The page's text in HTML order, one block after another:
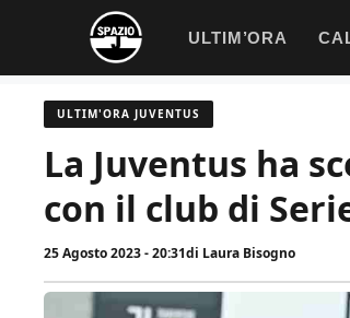
contenuto
ULTIM’ORA
ULTIM'ORA JUVENTUS
La Juventus ha
con il club di
25 Agosto 2023 - 20:31di Laura Bisogno